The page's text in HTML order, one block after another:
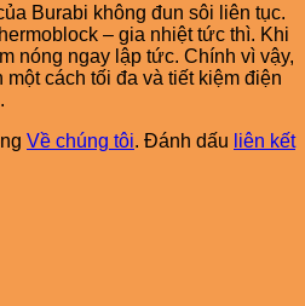
Burabi không đun sôi liên tục.
– gia nhiệt tức thì. Khi
nóng ngay lập tức. Chính vì vậy,
một cách tối đa và tiết kiệm điện
Về chúng tôi. Đánh dấu liên kết